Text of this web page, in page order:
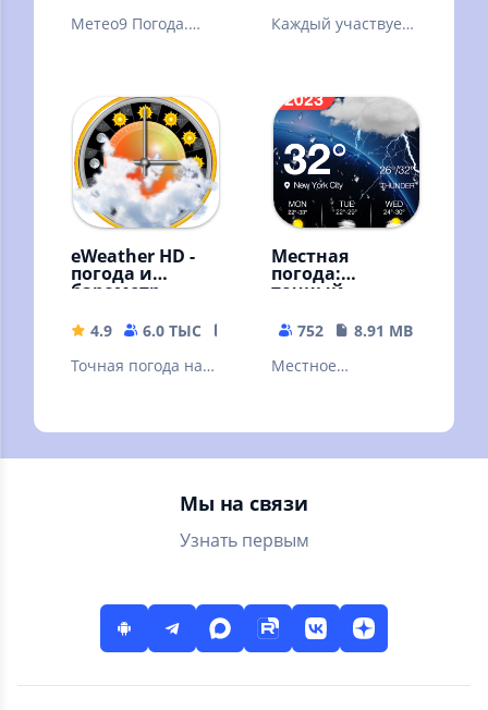
Метео9 Погода.
мире.
Каждый участвует
клюет рыба
eWeather HD -
погода и
барометр
4.9 6.0 ТЫС
25.64 MB
Точная погода на
барометр,
виджеты и
Местная
погода:
точный
погоды —
радар и
виджет
752
8.91 MB
Местное
ваш личный
помощник
погоды
Мы на связи
Узнать первым